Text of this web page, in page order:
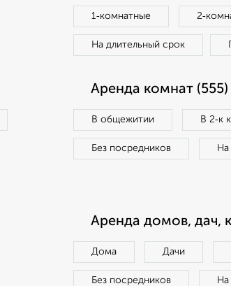
1‑комнатные
На длительный срок
Аренда комнат (555)
В общежитии В 2‑к
Без посредников На
Аренда домов, дач,
Дома Дачи
Без посредников На